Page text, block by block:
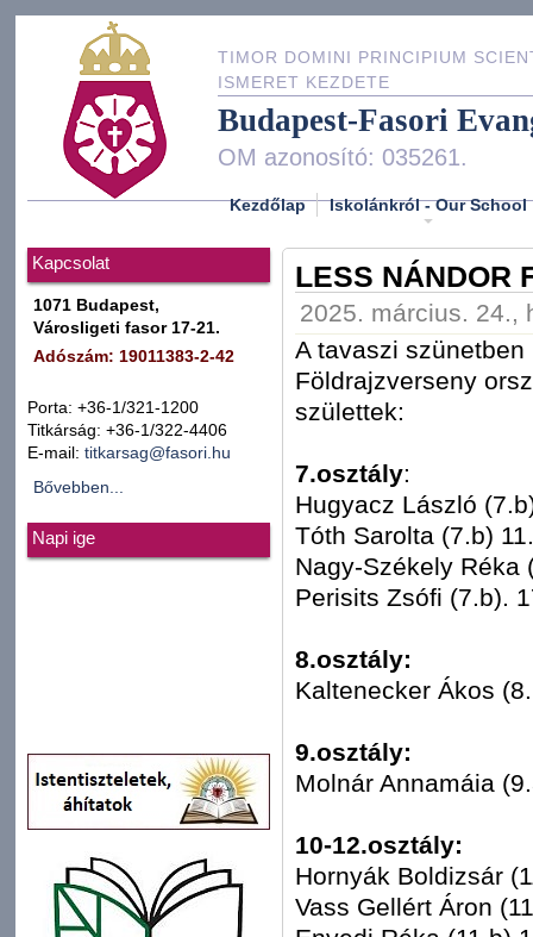
TIMOR DOMINI PRINCIPIUM
ISMERET KEZDETE
Budapest-Fasori
OM azonosító: 035261.
Kezdőlap Iskolánkról - Our School
Kapcsolat
1071 Budapest,
Városligeti fasor 17-21.
Adószám: 19011383-2-42
Porta: +36-1/321-1200
Titkárság: +36-1/322-4406
E-mail: titkarsag@fasori.hu
Bővebben...
Napi ige
LESS NÁNDOR
2025. március. 24.,
A tavaszi
Földrajzverseny
születtek:
7.osztály:
Hugyacz László
Tóth Sarolta (7.b)
Nagy-Székely Réka
Perisits Zsófi (7.b).
8.osztály:
Kaltenecker Ákos
9.osztály:
Molnár Annamáia
10-12.osztály:
Hornyák Boldizsár
Vass Gellért Áron